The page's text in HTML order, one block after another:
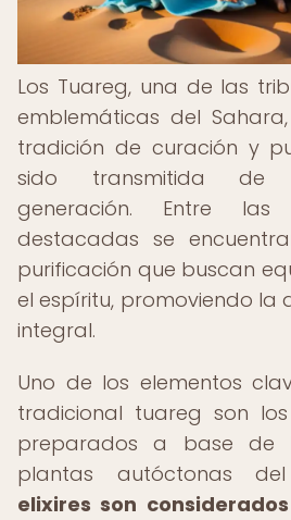
Los Tuareg, una de las
emblemáticas del
tradición de curación y
sido transmitida de
generación. Entre
destacadas se
purificación que buscan
el espíritu, promoviendo la
integral.
Uno de los elementos
tradicional tuareg son los
preparados a base de
plantas autóctonas
elixires son